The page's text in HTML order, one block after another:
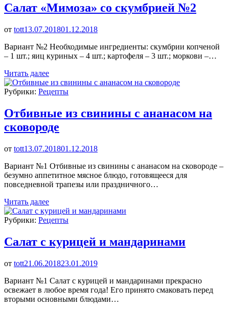
Салат «Мимоза» со скумбрией №2
от tott13.07.201801.12.2018
Вариант №2 Необходимые ингредиенты: скумбрии копченой
– 1 шт.; яиц куриных – 4 шт.; картофеля – 3 шт.; моркови –…
Читать далее
Рубрики: Рецепты
Отбивные из свинины с ананасом на
сковороде
от tott13.07.201801.12.2018
Вариант №1 Отбивные из свинины с ананасом на сковороде –
безумно аппетитное мясное блюдо, готовящееся для
повседневной трапезы или праздничного…
Читать далее
Рубрики: Рецепты
Салат с курицей и мандаринами
от tott21.06.201823.01.2019
Вариант №1 Салат с курицей и мандаринами прекрасно
освежает в любое время года! Его принято смаковать перед
вторыми основными блюдами…